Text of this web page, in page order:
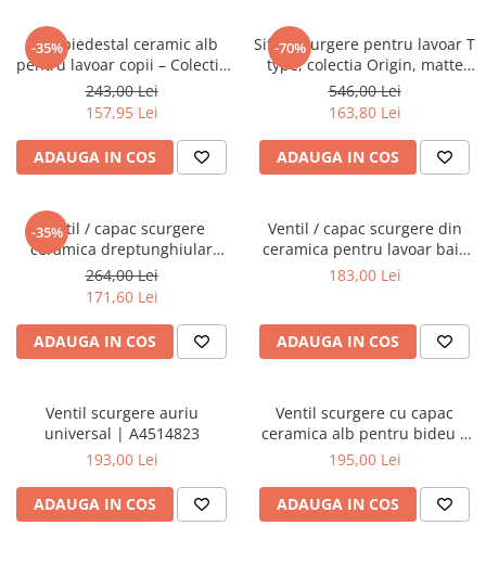
-35%
Semipiedestal ceramic alb
pentru lavoar copii – Colectia
Sento Kids | 7354B003-0156
243,00 Lei
157,95 Lei
ADAUGA IN COS
-70%
Sifon scurgere pentru lavoar T
type, colectia Origin, matte
black | A4512336WTC
546,00 Lei
163,80 Lei
ADAUGA IN COS
-35%
Ventil / capac scurgere
ceramica dreptunghiular
taupe mat | 6370L020-1001
264,00 Lei
171,60 Lei
ADAUGA IN COS
Ventil / capac scurgere din
ceramica pentru lavoar baie
alb | 6392L403-0159
183,00 Lei
ADAUGA IN COS
Ventil scurgere auriu
universal | A4514823
193,00 Lei
ADAUGA IN COS
Ventil scurgere cu capac
ceramica alb pentru bideu |
6396L003-0159
195,00 Lei
ADAUGA IN COS